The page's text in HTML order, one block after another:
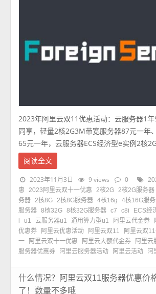
2023年阿里云双11优惠活动：云服务器1
同享，轻量2核2G3M带宽服务器87元一年
65元一年，云服务器ECS经济型e实例2核
阅读全文
2023年11月3日 9 views 0
惠
2023阿里云双十一优惠 2核2G 2核2G服务器
务器 2核8G 2核8G服务器 4核16g 4核16G服
服务器 8核32G 8核32G服务器 c7 c8i ECS经
i
u1 云服务器u1 通用算力型u1 阿里云代金券
优惠券
阿里云优惠活动 阿里云双11 阿里云双
一
阿里云双十一优惠 阿里云大额代金券 阿里云
服务器优惠券
阿里云服务器活动 阿里云活动 阿
什么情况？阿里云双11服务器优惠价
了！数量不多哦